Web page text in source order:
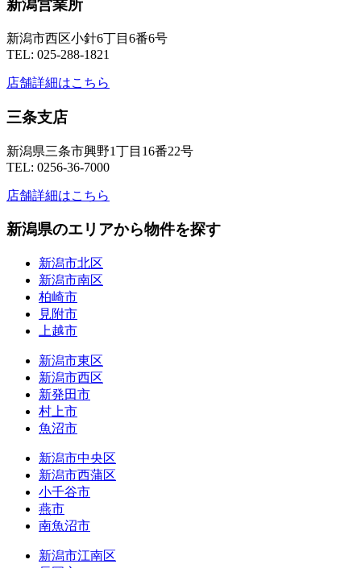
新潟営業所
新潟市西区小針6丁目6番6号
TEL: 025-288-1821
店舗詳細はこちら
三条支店
新潟県三条市興野1丁目16番22号
TEL: 0256-36-7000
店舗詳細はこちら
新潟県のエリアから物件を探す
新潟市北区
新潟市南区
柏崎市
見附市
上越市
新潟市東区
新潟市西区
新発田市
村上市
魚沼市
新潟市中央区
新潟市西蒲区
小千谷市
燕市
南魚沼市
新潟市江南区